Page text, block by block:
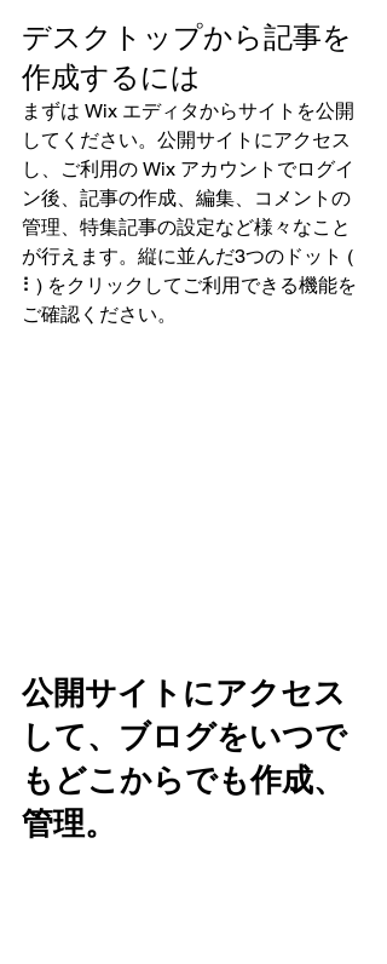
デスクトップから記事を
作成するには
まずは Wix エディタからサイトを公開
してください。公開サイトにアクセス
し、ご利用の Wix アカウントでログイ
ン後、記事の作成、編集、コメントの
管理、特集記事の設定など様々なこと
が行えます。縦に並んだ3つのドット (
⠇) をクリックしてご利用できる機能を
ご確認ください。
公開サイトにアクセス
して、ブログをいつで
もどこからでも作成、
管理。